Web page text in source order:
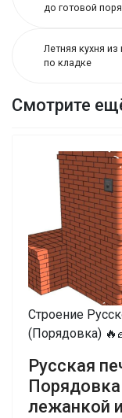
до готовой
Летняя кухня
по кладке
Смотрите
Строение
(Порядовка)
Русская
лежанкой